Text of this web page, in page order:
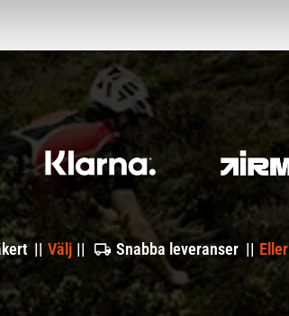
|| Välj || Snabba leveranser || Eller